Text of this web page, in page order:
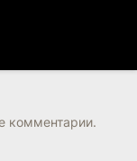
комментарии.